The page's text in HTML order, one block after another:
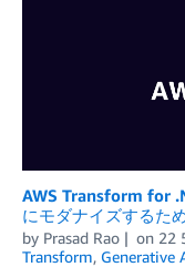
AWS Transform for
にモダナイズするた
by Prasad Rao on 22
Transform, Generative